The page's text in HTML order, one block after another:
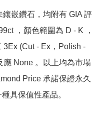
嵌鑽石，均附有 GIA 評
，顏色範圍為 D - K ，
3Ex (Cut - Ex，Polish -
應 None 。以上均為市場
Price 承諾保證永久
具保值性產品。